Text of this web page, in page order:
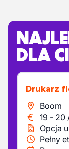
DLA
Drukarz
Boom
19 - 20
Opcja
Pełny